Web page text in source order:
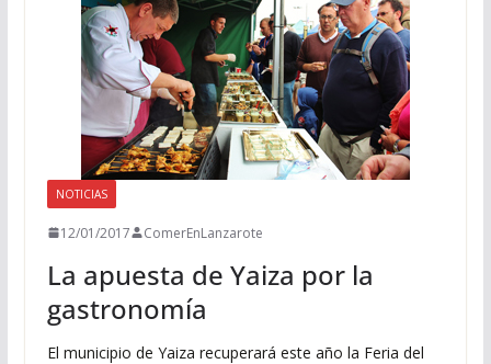
NOTICIAS
12/01/2017 ComerEnLanzarote
La apuesta de Yaiza por la
gastronomía
El municipio de Yaiza recuperará este año la Feria del